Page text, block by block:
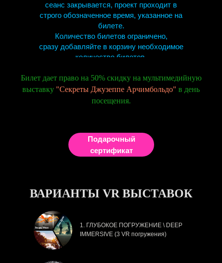
сеанс закрывается, проект проходит в
строго обозначенное время, указанное на
билете.
Количество билетов ограничено,
сразу добавляйте в корзину необходимое
количество билетов.
Билет дает право на 50% скидку на мультимедийную
выставку "Секреты Джузеппе Арчимбольдо" в день
посещения.
Подарочный
сертификат
ВАРИАНТЫ VR ВЫСТАВОК
1. ГЛУБОКОЕ ПОГРУЖЕНИЕ \ DEEP
IMMERSIVE (3 VR погружения)